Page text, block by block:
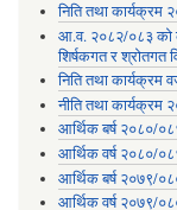
निति तथा कार्यक्रम
आ.व. २०८२/०८३ को
शिर्षकगत र श्रोतगत
निति तथा कार्यक्रम
नीति तथा कार्यक्रम
आर्थिक बर्ष २०८०/
आर्थिक वर्ष २०८०/
आर्थिक बर्ष २०७९/
आर्थिक वर्ष २०७९/